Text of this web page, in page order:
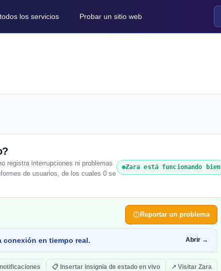
los servicios Probar un sitio web
registra interrupciones ni problemas
de usuarios, de los cuales 0 se
Zara está funcionando bien
Reportar un problema
conexión en tiempo real. Abrir →
📋 Insertar insignia de estado en vivo ↗ Visitar Zara